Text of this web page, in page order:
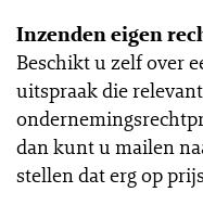
Inzenden eigen
Beschikt u zelf over
uitspraak die
dan kunt u mailen
stellen dat erg op